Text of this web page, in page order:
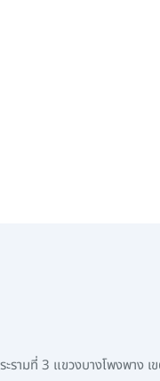
ามที่ 3 แขวงบางโพงพาง เ